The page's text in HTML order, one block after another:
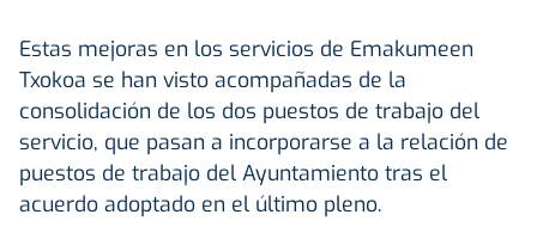
Estas mejoras en los servicios de Emakumeen
Txokoa se han visto acompañadas de la
consolidación de los dos puestos de trabajo del
servicio, que pasan a incorporarse a la relación de
puestos de trabajo del Ayuntamiento tras el
acuerdo adoptado en el último pleno.